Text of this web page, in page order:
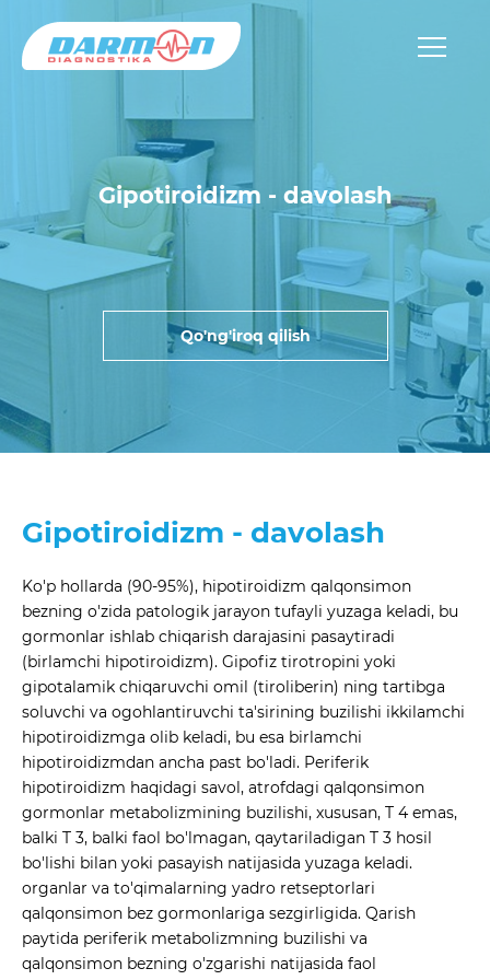
Gipotiroidizm - davolash
Qo'ng'iroq qilish
Gipotiroidizm - davolash
Ko'p hollarda (90-95%), hipotiroidizm qalqonsimon
bezning o'zida patologik jarayon tufayli yuzaga keladi, bu
gormonlar ishlab chiqarish darajasini pasaytiradi
(birlamchi hipotiroidizm). Gipofiz tirotropini yoki
gipotalamik chiqaruvchi omil (tiroliberin) ning tartibga
soluvchi va ogohlantiruvchi ta'sirining buzilishi ikkilamchi
hipotiroidizmga olib keladi, bu esa birlamchi
hipotiroidizmdan ancha past bo'ladi. Periferik
hipotiroidizm haqidagi savol, atrofdagi qalqonsimon
gormonlar metabolizmining buzilishi, xususan, T 4 emas,
balki T 3, balki faol bo'lmagan, qaytariladigan T 3 hosil
bo'lishi bilan yoki pasayish natijasida yuzaga keladi.
organlar va to'qimalarning yadro retseptorlari
qalqonsimon bez gormonlariga sezgirligida. Qarish
paytida periferik metabolizmning buzilishi va
qalqonsimon bezning o'zgarishi natijasida faol